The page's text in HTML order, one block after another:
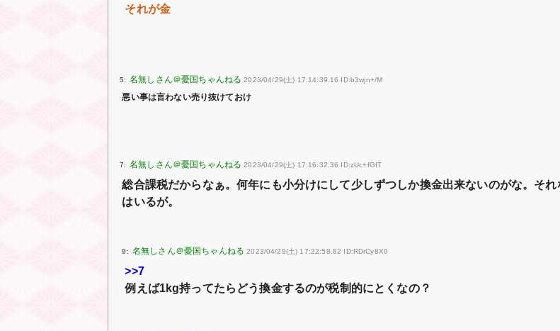
それが金
5: 2023/04/29(土) 17:14:39.16 ID:b3wjn+/M
悪い事は言わない売り抜けておけ
7: 2023/04/29(土) 17:16:32.36 ID:zUc+fGfT
総合課税だからなぁ。何年にも小分けにして少しずつしか換金出来ないのがな。それ
はいるが。
9: 2023/04/29(土) 17:22:58.82 ID:RDrCy8X0
>>7
例えば1kg持ってたらどう換金するのが税制的にとくなの？